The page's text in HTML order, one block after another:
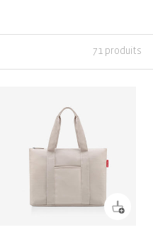
71 produits